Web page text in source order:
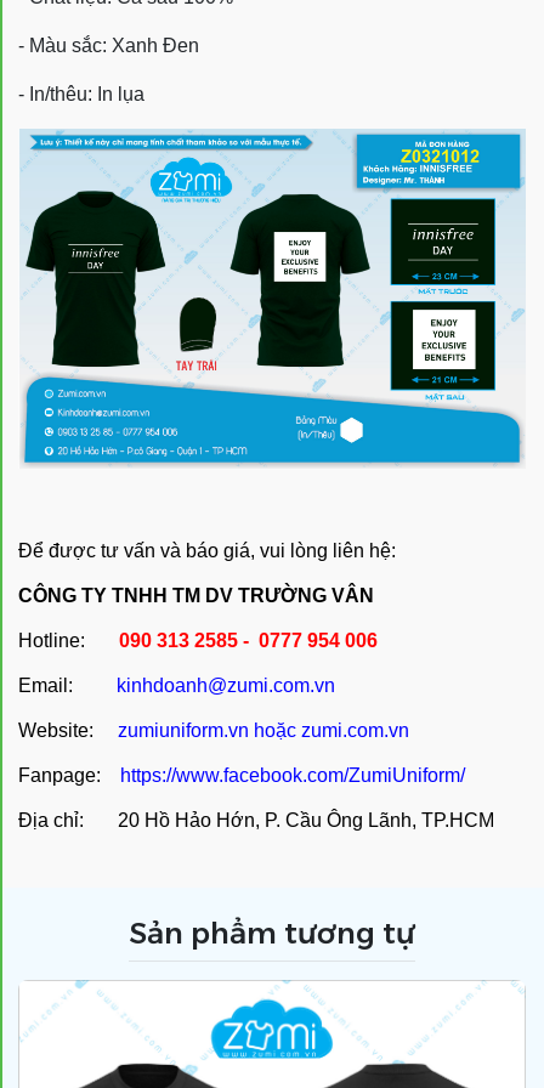
- Màu sắc: Xanh Đen
- In/thêu: In lụa
Để được tư vấn và báo giá, vui lòng liên hệ:
CÔNG TY TNHH TM DV TRƯỜNG VÂN
Hotline: 090 313 2585 - 0777 954 006
Email: kinhdoanh@zumi.com.vn
Website: zumiuniform.vn hoặc zumi.com.vn
Fanpage: https://www.facebook.com/ZumiUniform/
Địa chỉ: 20 Hồ Hảo Hớn, P. Cầu Ông Lãnh, TP.HCM
Sản phẩm tương tự